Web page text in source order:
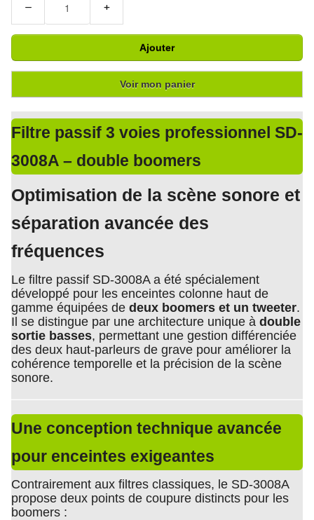
− +
Ajouter
Voir mon panier
Filtre passif 3 voies professionnel SD-
3008A – double boomers
Optimisation de la scène sonore et
séparation avancée des
fréquences
Le filtre passif SD-3008A a été spécialement
développé pour les enceintes colonne haut de
gamme équipées de deux boomers et un tweeter.
Il se distingue par une architecture unique à double
sortie basses, permettant une gestion différenciée
des deux haut-parleurs de grave pour améliorer la
cohérence temporelle et la précision de la scène
sonore.
Une conception technique avancée
pour enceintes exigeantes
Contrairement aux filtres classiques, le SD-3008A
propose deux points de coupure distincts pour les
boomers :